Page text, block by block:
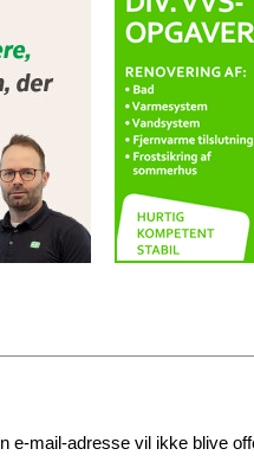
e-mail-adresse vil ikke blive